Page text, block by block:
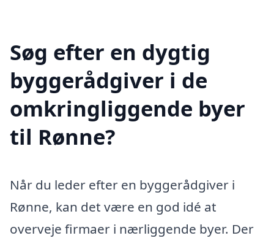
Søg efter en dygtig
byggerådgiver i de
omkringliggende byer
til Rønne?
Når du leder efter en byggerådgiver i
Rønne, kan det være en god idé at
overveje firmaer i nærliggende byer. Der